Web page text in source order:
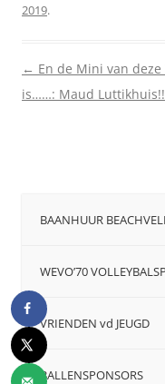
2019.
Berichtnavigatie
← En de Mini van deze
is……: Maud Luttikhuis!!
BAANHUUR
WEVO’70
VRIENDEN vd JEUGD
BALLENSPONSORS